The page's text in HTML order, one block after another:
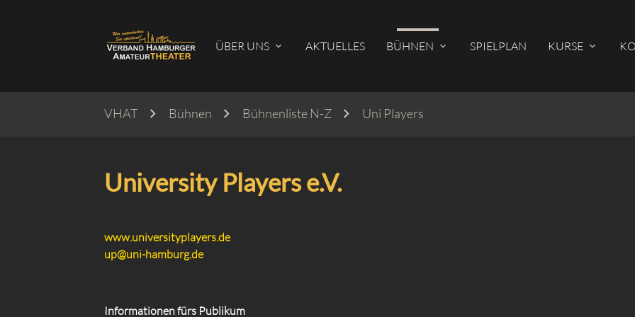
ÜBER UNS AKTUELLES BÜHNEN SPIELPLAN KURSE
VHAT Bühnen Bühnenliste N-Z Uni Players
University Players e.V.
www.universityplayers.de
up@uni-hamburg.de
Informationen fürs Publikum